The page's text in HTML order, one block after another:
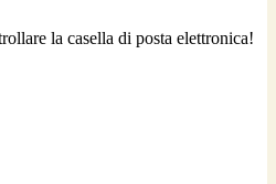
la casella di posta elettronica!